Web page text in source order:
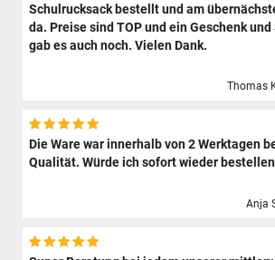
Schulrucksack bestellt und am
da. Preise sind TOP und ein Geschenk
gab es auch noch. Vielen Dank.
Thomas
Die Ware war innerhalb von 2 Werktagen
Qualität. Würde ich sofort wieder
Anja